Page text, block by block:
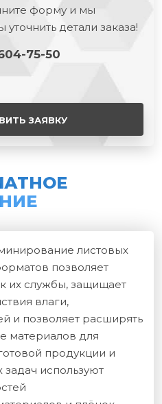
форму и мы
детали заказа!
75-50
ЗАЯВКУ
листовых
позволяет
их службы, защищает
влаги,
и позволяет расширять
материалов для
продукции и
используют